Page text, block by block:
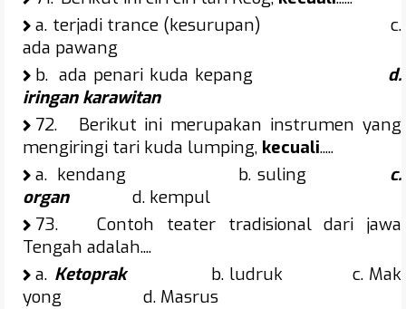
a. terjadi trance (kesurupan) c.
ada pawang
b. ada penari kuda kepang d.
iringan karawitan
72.
Berikut ini merupakan instrumen yang
mengiringi tari kuda lumping, kecuali.....
a. kendang b. suling c.
organ
d. kempul
73.
Contoh teater tradisional dari jawa
Tengah adalah....
a. Ketoprakb. ludruk c. Mak
yong d. Masrus